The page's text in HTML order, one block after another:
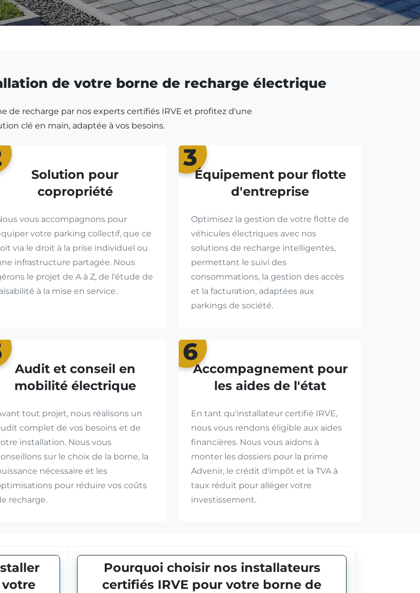
de votre borne de recharge électrique
de recharge par nos experts certifiés IRVE et profitez d'une
clé en main, adaptée à vos besoins.
Solution pour
copropriété
vous accompagnons pour
votre parking collectif, que ce
via le droit à la prise individuel ou
infrastructure partagée. Nous
le projet de A à Z, de l'étude de
à la mise en service.
3
Équipement pour flotte
d'entreprise
Optimisez la gestion de votre flotte de
véhicules électriques avec nos
solutions de recharge intelligentes,
permettant le suivi des
consommations, la gestion des accès
et la facturation, adaptées aux
parkings de société.
Audit et conseil en
mobilité électrique
tout projet, nous réalisons un
complet de vos besoins et de
installation. Nous vous
sur le choix de la borne, la
nécessaire et les
pour réduire vos coûts
recharge.
6
Accompagnement pour
les aides de l'état
En tant qu'installateur certifié IRVE,
nous vous rendons éligible aux aides
financières. Nous vous aidons à
monter les dossiers pour la prime
Advenir, le crédit d'impôt et la TVA à
taux réduit pour alléger votre
investissement.
Pourquoi choisir nos installateurs
certifiés IRVE pour votre borne de